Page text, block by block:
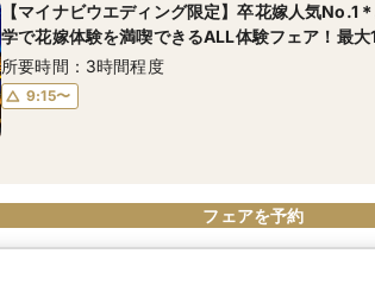
【マイナビウエディング限定】卒花嫁人気No.1
学で花嫁体験を満喫できるALL体験フェア！最
所要時間：3時間程度
9:15〜
フェアを予約